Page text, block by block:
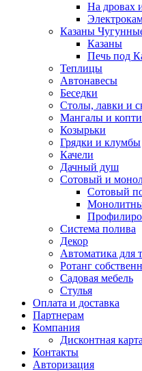
На дровах
Казаны
Казаны
Печь под
Теплицы
Автонавесы
Беседки
Столы, лавки и
Мангалы и
Козырьки
Грядки и клумбы
Качели
Дачный душ
Сотовый и
Сотовый
Система полива
Декор
Автоматика для
Ротанг
Садовая мебель
Стулья
Оплата и доставка
Партнерам
Компания
Дисконтная карта
Контакты
Авторизация